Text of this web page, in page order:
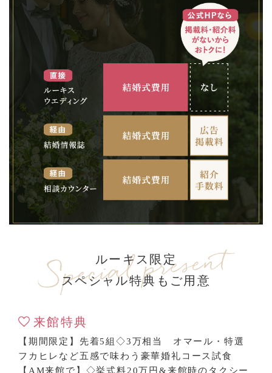
ルーキス限定
スペシャル特典もご用意
来館特典
【期間限定】先着5組◇3万相当 オマール・特選
フカヒレなど五感で味わう豪華婚礼コース試食
【AM来館で】◇挙式料20万円&来館時のタクシー